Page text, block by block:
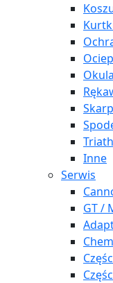
Inne
Serwis
GT /